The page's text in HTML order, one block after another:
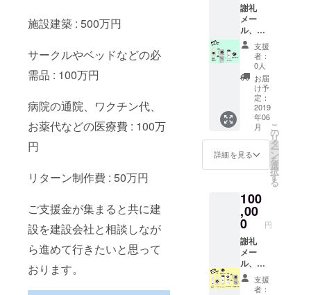
施設建築 : 500万円
サークルやベッドなどの必
需品 : 100万円
病院の通院、ワクチン代、
お薬代などの医療費 : 100万
円
リターン制作費 : 50万円
ご支援金が集まると共に建
設を建設会社と相談しなが
ら進めて行きたいと思って
おります。
謝礼
メー
ル、オ
リジナ
ルポス
トカー
ド、オ
リジナ
ルマグ
カッ
プ、オ
リジナ
ルバッ
グ、オ
リジナ
ルタン
ラー、
オリジ
ナル缶
バッジ
支援
者：
0人
お届
け予
定：
2019
年06
月
詳細を見る
こ
の
リ
タ
ー
ン
を
選
択
す
る
100
,00
0 円
謝礼
メー
ル、オ
リジナ
ルポス
支援
者：